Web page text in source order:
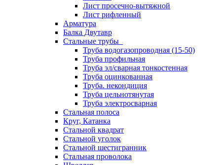
Лист просечно-вытяжной
Лист рифленный
Арматура
Балка Двутавр
Стальные трубы
Труба водогазопроводная (15-50)
Труба профильная
Труба эл/сварная тонкостенная
Труба оцинкованная
Труба. некондиция
Труба цельнотянутая
Труба электросварная
Стальная полоса
Круг, Катанка
Стальной квадрат
Стальной уголок
Стальной шестигранник
Стальная проволока